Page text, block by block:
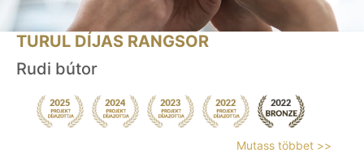
TURUL DÍJAS RANGSOR
Rudi bútor
Mutass többet >>